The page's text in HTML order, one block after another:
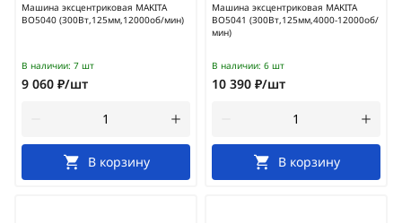
Машина эксцентриковая MAKITA
BO5040 (300Вт,125мм,12000об/мин)
В наличии: 7 шт
9 060 ₽/шт
В корзину
Машина эксцентриковая MAKITA
BO5041 (300Вт,125мм,4000-12000об/
мин)
В наличии: 6 шт
10 390 ₽/шт
В корзину